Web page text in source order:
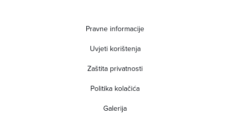
Pravne informacije
Uvjeti korištenja
Zaštita privatnosti
Politika kolačića
Galerija